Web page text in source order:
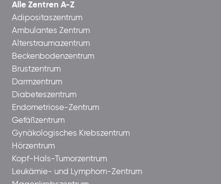
Alle Zentren A-Z
Adipositaszentrum
Ambulantes Zentrum
Alterstraumazentrum
Beckenbodenzentrum
Brustzentrum
Darmzentrum
Diabeteszentrum
Endometriose-Zentrum
Gefäßzentrum
Gynäkologisches Krebszentrum
Hörzentrum
Kopf-Hals-Tumorzentrum
Leukämie- und Lymphom-Zentrum